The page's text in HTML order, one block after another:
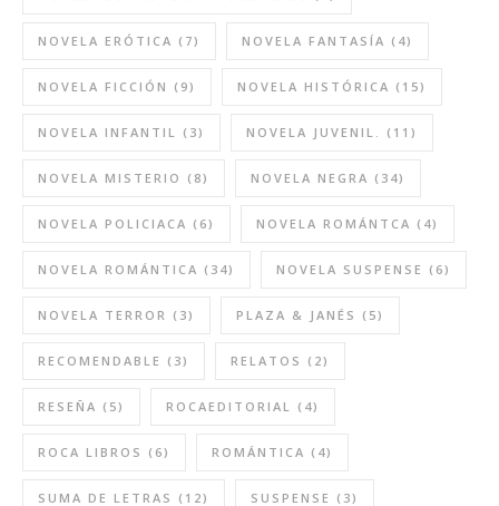
NOVELA ERÓTICA (7) NOVELA FANTASÍA (4)
NOVELA FICCIÓN (9) NOVELA HISTÓRICA (15)
NOVELA INFANTIL (3) NOVELA JUVENIL. (11)
NOVELA MISTERIO (8) NOVELA NEGRA (34)
NOVELA POLICIACA (6) NOVELA ROMÁNTCA (4)
NOVELA ROMÁNTICA (34) NOVELA SUSPENSE (6)
NOVELA TERROR (3) PLAZA & JANÉS (5)
RECOMENDABLE (3) RELATOS (2)
RESEÑA (5) ROCAEDITORIAL (4)
ROCA LIBROS (6) ROMÁNTICA (4)
SUMA DE LETRAS (12) SUSPENSE (3)